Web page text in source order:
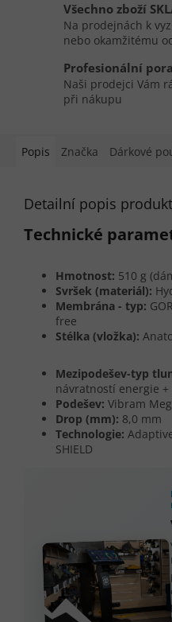
Všechno zboží
Na prodejnách k
nebo okamžitému
Profesionální
Naši prodejci Vám
při nákupu
Popis Značka Dárkové
Detailní popis
Technické
Hmotnost: 510 g
Svršek (materiál):
Membrána - typ:
free
Stélka (vložka):
Mezipodešev-typ
návratností energie +
Podešev: Vibram
Drop (mm): 8,0 mm
Technologie:
SHIELD